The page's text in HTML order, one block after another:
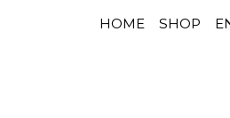
NAVIGATION PRINCIPALE
HOME SHOP